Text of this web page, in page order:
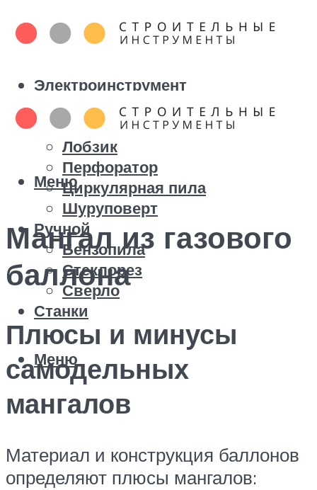
Электроинструмент
Болгарка
Дрель
Лобзик
Перфоратор
Циркулярная пила
Шуруповерт
Ручной
Бензопила
Стеклорез
Сверло
Станки
Меню
Меню
Мангал из газового
баллона
Плюсы и минусы
самодельных
мангалов
Материал и конструкция баллонов
определяют плюсы мангалов: